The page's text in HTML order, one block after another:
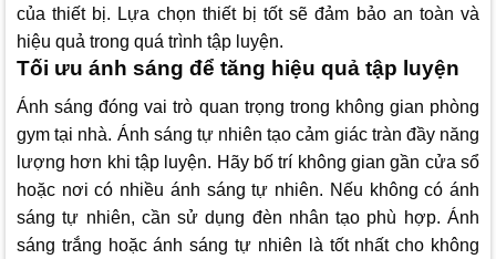
của thiết bị. Lựa chọn thiết bị tốt sẽ đảm bảo an toàn và
hiệu quả trong quá trình tập luyện.
Tối ưu ánh sáng để tăng hiệu quả tập luyện
Ánh sáng đóng vai trò quan trọng trong không gian phòng
gym tại nhà. Ánh sáng tự nhiên tạo cảm giác tràn đầy năng
lượng hơn khi tập luyện. Hãy bố trí không gian gần cửa sổ
hoặc nơi có nhiều ánh sáng tự nhiên. Nếu không có ánh
sáng tự nhiên, cần sử dụng đèn nhân tạo phù hợp. Ánh
sáng trắng hoặc ánh sáng tự nhiên là tốt nhất cho không